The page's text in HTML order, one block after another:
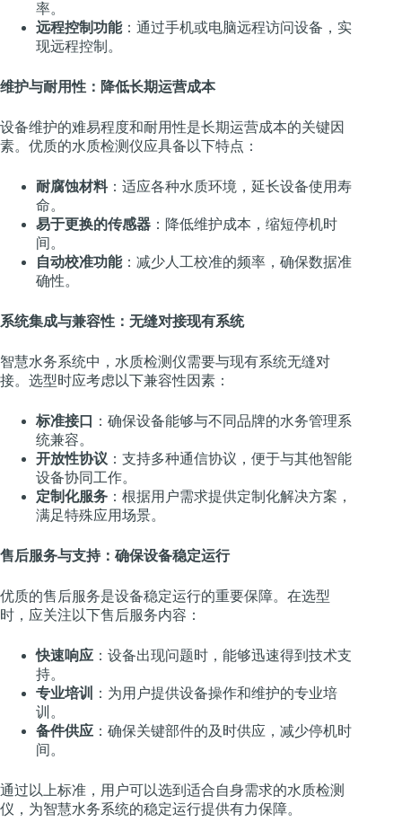
率。
远程控制功能：通过手机或电脑远程访问设备，实
现远程控制。
维护与耐用性：降低长期运营成本
设备维护的难易程度和耐用性是长期运营成本的关键因
素。优质的水质检测仪应具备以下特点：
耐腐蚀材料：适应各种水质环境，延长设备使用寿
命。
易于更换的传感器 ：降低维护成本，缩短停机时
间。
自动校准功能：减少人工校准的频率，确保数据准
确性。
系统集成与兼容性：无缝对接现有系统
智慧水务系统中，水质检测仪需要与现有系统无缝对
接。选型时应考虑以下兼容性因素：
标准接口
：确保设备能够与不同品牌的水务管理系
统兼容。
开放性协议 ：支持多种通信协议，便于与其他智能
设备协同工作。
定制化服务 ：根据用户需求提供定制化解决方案，
满足特殊应用场景。
售后服务与支持：确保设备稳定运行
优质的售后服务是设备稳定运行的重要保障。在选型
时，应关注以下售后服务内容：
快速响应 ：设备出现问题时，能够迅速得到技术支
持。
专业培训
：为用户提供设备操作和维护的专业培
训。
备件供应 ：确保关键部件的及时供应，减少停机时
间。
通过以上标准，用户可以选到适合自身需求的水质检测
仪，为智慧水务系统的稳定运行提供有力保障。